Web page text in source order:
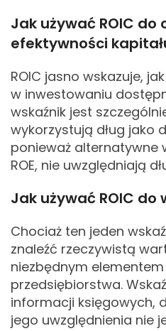
Jak używać ROIC do
efektywności
ROIC jasno wskazuje,
w inwestowaniu
wskaźnik jest
wykorzystują dług jako
ponieważ alternatywne
ROE, nie uwzględniają
Jak używać ROIC do
Chociaż ten jeden
znaleźć rzeczywistą
niezbędnym
przedsiębiorstwa.
informacji księgowych,
jego uwzględnienia nie